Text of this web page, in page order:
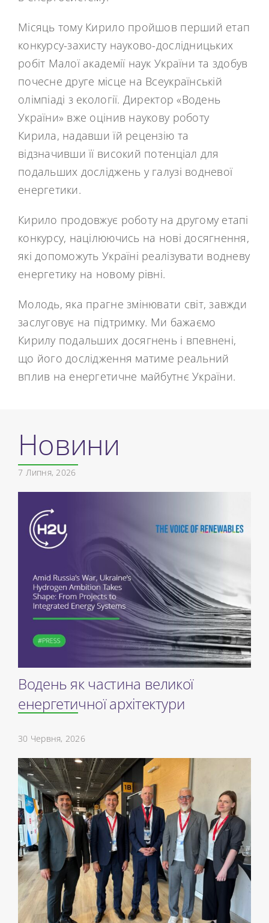
Місяць тому Кирило пройшов перший етап
конкурсу-захисту науково-дослідницьких
робіт Малої академії наук України та здобув
почесне друге місце на Всеукраїнській
олімпіаді з екології. Директор «Водень
України» вже оцінив наукову роботу
Кирила, надавши їй рецензію та
відзначивши її високий потенціал для
подальших досліджень у галузі водневої
енергетики.
Кирило продовжує роботу на другому етапі
конкурсу, націлюючись на нові досягнення,
які допоможуть Україні реалізувати водневу
енергетику на новому рівні.
Молодь, яка прагне змінювати світ, завжди
заслуговує на підтримку. Ми бажаємо
Кирилу подальших досягнень і впевнені,
що його дослідження матиме реальний
вплив на енергетичне майбутнє України.
Новини
7 Липня, 2026
Водень як частина великої
енергетичної архітектури
30 Червня, 2026